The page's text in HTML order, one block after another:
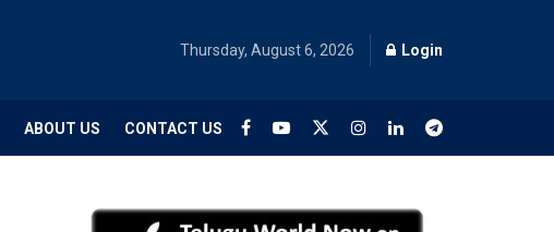
Thursday, August 6, 2026 Login
ABOUT US CONTACT US